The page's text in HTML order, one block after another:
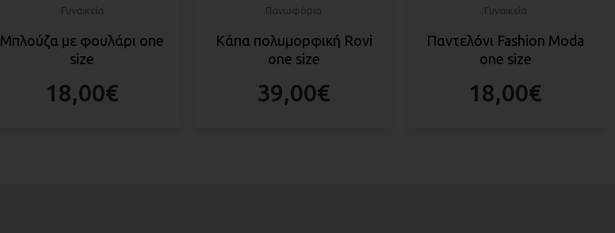
Γυναικεία
Μπλούζα με φουλάρι one
size
18,00€
Πανωφόρια
Κάπα πολυμορφική Rovi
one size
39,00€
Γυναικεία
Παντελόνι Fashion Moda
one size
18,00€